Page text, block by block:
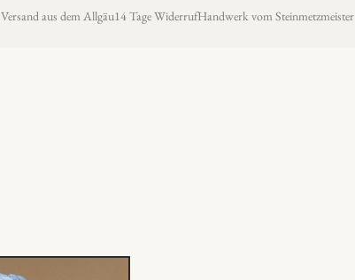
Versand aus dem Allgäu14 Tage WiderrufHandwerk vom Steinmetzmeister